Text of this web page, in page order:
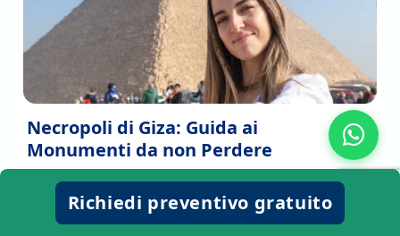
Necropoli di Giza: Guida ai
Monumenti da non Perdere
sfingi ed esplora monumenti imperdibili e la loro affascinante
storia. Leggi di più!
Richiedi preventivo gratuito